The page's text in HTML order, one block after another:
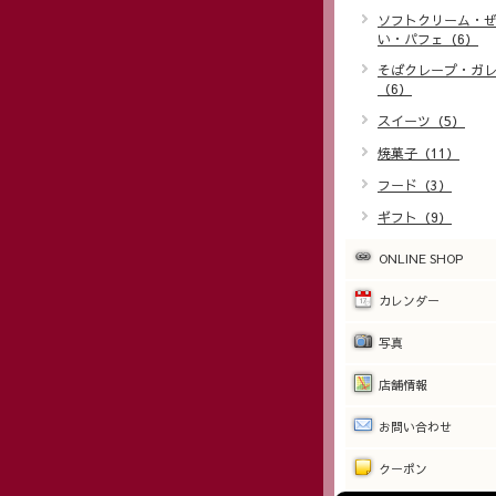
ソフトクリーム・
い・パフェ（6）
そばクレープ・ガ
（6）
スイーツ（5）
焼菓子（11）
フード（3）
ギフト（9）
ONLINE SHOP
カレンダー
写真
店舗情報
お問い合わせ
クーポン